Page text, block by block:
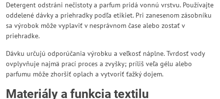
Detergent odstráni nečistoty a parfum pridá vonnú vrstvu. Používajte
oddelené dávky a priehradky podľa etikiet. Pri zanesenom zásobníku
sa výrobok môže vyplaviť v nesprávnom čase alebo zostať v
priehradke.
Dávku určujú odporúčania výrobku a veľkosť náplne. Tvrdosť vody
ovplyvňuje najmä prací proces a zvyšky; príliš veľa gélu alebo
parfumu môže zhoršiť oplach a vytvoriť ťažký dojem.
Materiály a funkcia textilu